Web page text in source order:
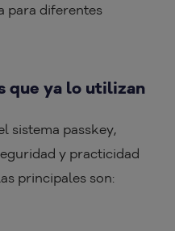
para diferentes
que ya lo utilizan
sistema passkey,
y practicidad
principales son: